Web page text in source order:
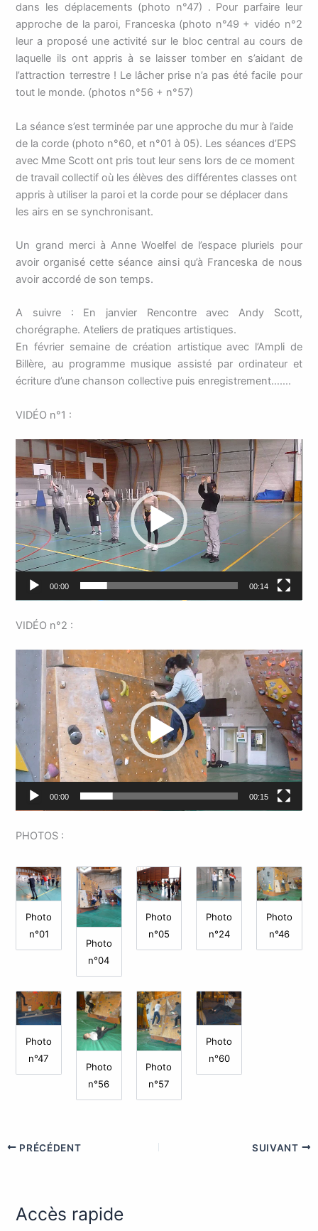
dans les déplacements (photo n°47) . Pour parfaire leur
approche de la paroi, Franceska (photo n°49 + vidéo n°2
leur a proposé une activité sur le bloc central au cours de
laquelle ils ont appris à se laisser tomber en s’aidant de
l’attraction terrestre ! Le lâcher prise n’a pas été facile pour
tout le monde. (photos n°56 + n°57)
La séance s’est terminée par une approche du mur à l’aide
de la corde (photo n°60, et n°01 à 05). Les séances d’EPS
avec Mme Scott ont pris tout leur sens lors de ce moment
de travail collectif où les élèves des différentes classes ont
appris à utiliser la paroi et la corde pour se déplacer dans
les airs en se synchronisant.
Un grand merci à Anne Woelfel de l’espace pluriels pour
avoir organisé cette séance ainsi qu’à Franceska de nous
avoir accordé de son temps.
A suivre : En janvier Rencontre avec Andy Scott,
chorégraphe. Ateliers de pratiques artistiques.
En février semaine de création artistique avec l’Ampli de
Billère, au programme musique assisté par ordinateur et
écriture d’une chanson collective puis enregistrement…….
VIDÉO n°1 :
Lecteur
vidéo
00:00 00:14
VIDÉO n°2 :
Lecteur
00:00 00:15
PHOTOS :
Photo
n°01
Photo
n°04
Photo
n°05
Photo
n°24
Photo
n°46
Photo
n°47
Photo
n°56
Photo
n°57
Photo
n°60
PRÉCÉDENT SUIVANT
Accès rapide